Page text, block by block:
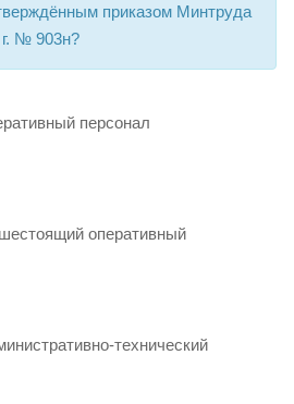
приказом Минтруда
г. № 903н?
персонал
оперативный
технический